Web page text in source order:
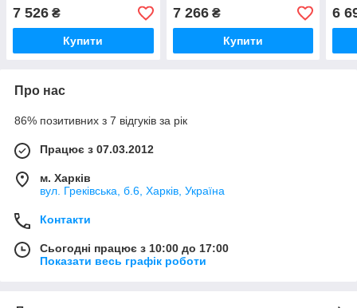
7 526 ₴
Купити
7 266₴
Купити
6
Про нас
86% позитивних з 7 відгуків за рік
Працює з 07.03.2012
м. Харків
вул. Греківська, б.6, Харків, Україна
Контакти
Сьогодні працює з 10:00 до 17:00
Показати весь графік роботи